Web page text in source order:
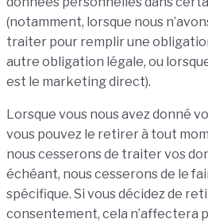
(notamment, lorsque nous
traiter pour remplir une
autre obligation légale, ou
est le marketing direct).
Lorsque vous nous avez donné
vous pouvez le retirer à tout
nous cesserons de traiter vos
échéant, nous cesserons de le
spécifique. Si vous décidez de
consentement, cela n’affectera